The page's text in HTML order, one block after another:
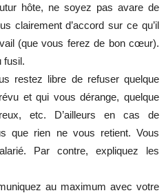
hôte, ne soyez pas avare de
clairement d’accord sur ce qu’il
(que vous ferez de bon cœur).
fusil.
restez libre de refuser quelque
et qui vous dérange, quelque
etc. D’ailleurs en cas de
que rien ne vous retient. Vous
Par contre, expliquez les
au maximum avec votre